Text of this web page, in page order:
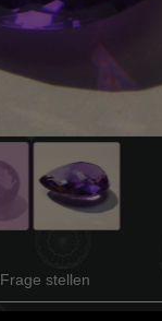
Frage stellen